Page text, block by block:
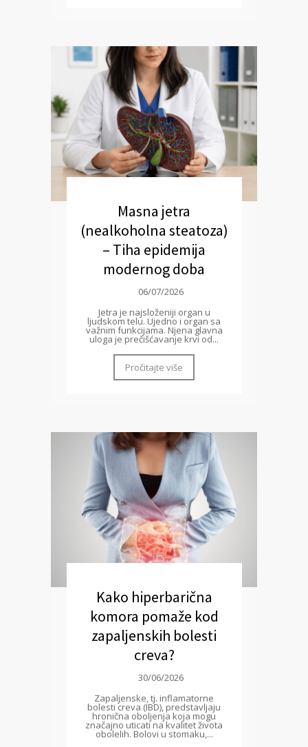
Masna jetra
(nealkoholna steatoza)
– Tiha epidemija
modernog doba
06/07/2026
Jetra je najsloženiji organ u
ljudskom telu. Ujedno i organ sa
važnim funkcijama. Njena glavna
uloga je prečišćavanje krvi od...
Pročitajte više
Kako hiperbarična
komora pomaže kod
zapaljenskih bolesti
creva?
30/06/2026
Zapaljenske, tj. inflamatorne
bolesti creva (IBD), predstavljaju
hronična oboljenja koja mogu
značajno uticati na kvalitet života
obolelih. Bolovi u stomaku,...